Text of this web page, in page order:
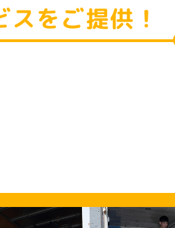
スをご提供！